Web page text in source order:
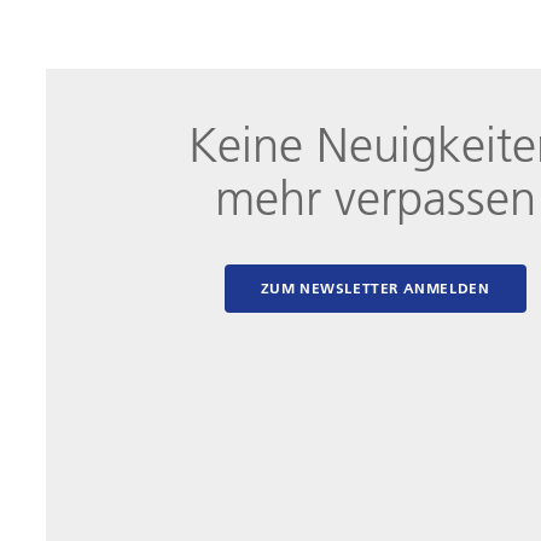
Keine
mehr verpassen
ZUM NEWSLETTER ANMELDEN